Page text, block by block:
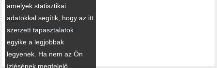
Pdf:
Door Dampers.pdf
amelyek statisztikai
adatokkal segítik, hogy az itt
szerzett tapasztalatok
egyike a legjobbak
legyenek. Ha nem az Ön
ízlésének megfelelő,